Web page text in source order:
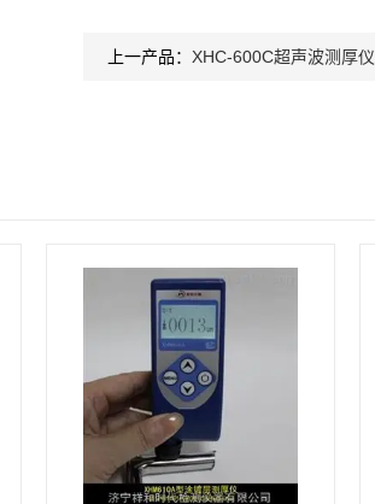
上一产品： XHC-600C超声波测厚仪